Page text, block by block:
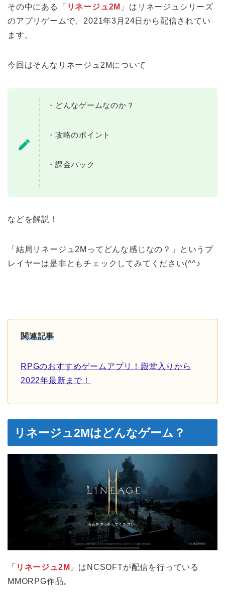
その中にある「 リネージュ2M 」はリネージュシリーズ
のアプリゲームで、2021年3月24日から配信されてい
ます。
今回はそんなリネージュ2Mについて
・どんなゲームなのか？
・攻略のポイント
・課金パック
などを解説！
「結局リネージュ2Mってどんな感じなの？」というプ
レイヤーは是非ともチェックしてみてください(^^♪
関連記事
RPGのおすすめゲームアプリ！殿堂入りから
2022年最新まで！
リネージュ2Mはどんなゲーム？
「 リネージュ2M 」はNCSOFTが配信を行っている
MMORPG作品。